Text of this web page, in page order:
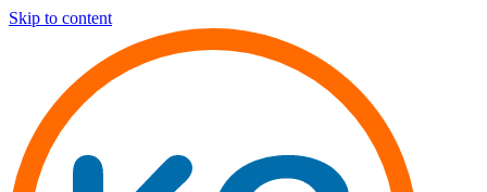
Skip to content